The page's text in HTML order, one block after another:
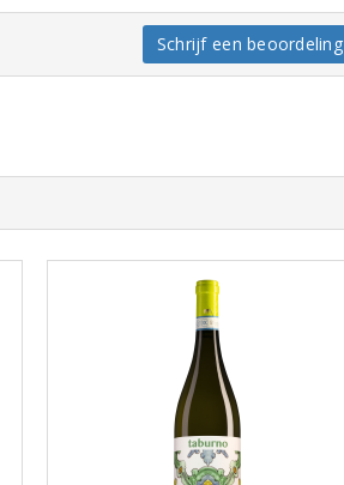
Schrijf een beoordeling